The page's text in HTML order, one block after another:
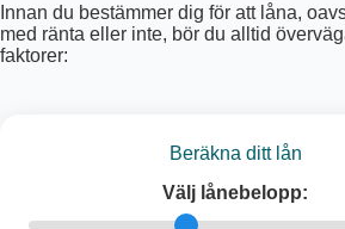
Innan du bestämmer dig för att låna,
med ränta eller inte, bör du alltid
faktorer:
Beräkna ditt lån
Välj lånebelopp: